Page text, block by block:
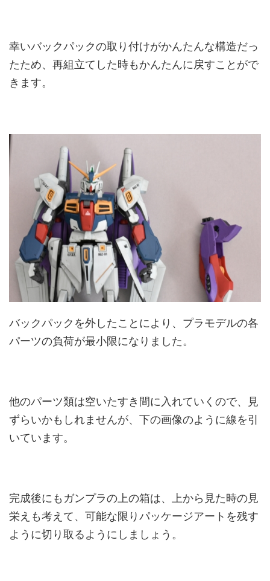
幸いバックパックの取り付けがかんたんな構造だっ
たため、再組立てした時もかんたんに戻すことがで
きます。
バックパックを外したことにより、プラモデルの各
パーツの負荷が最小限になりました。
他のパーツ類は空いたすき間に入れていくので、見
ずらいかもしれませんが、下の画像のように線を引
いています。
完成後にもガンプラの上の箱は、上から見た時の見
栄えも考えて、可能な限りパッケージアートを残す
ように切り取るようにしましょう。